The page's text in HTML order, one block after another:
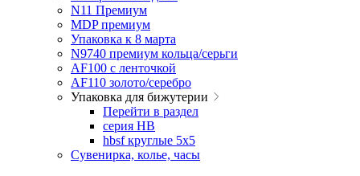
N11 Премиум
MDP премиум
Упаковка к 8 марта
N9740 премиум кольца/серьги
AF100 с ленточкой
AF110 золото/серебро
Упаковка для бижутерии
Перейти в раздел
серия HB
hbsf круглые 5x5
Сувенирка, колье, часы